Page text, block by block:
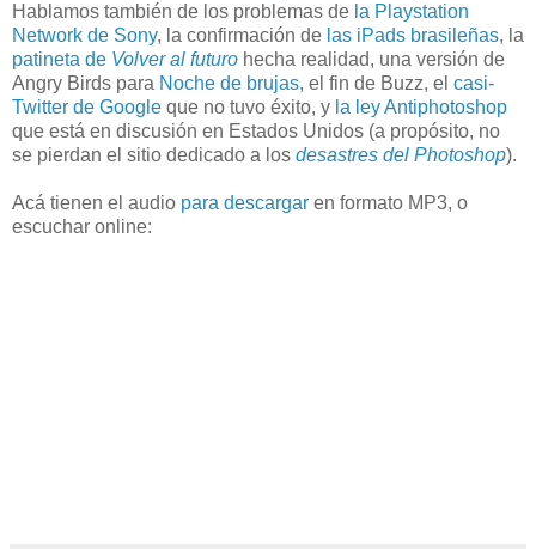
Hablamos también de los problemas de la Playstation
Network de Sony, la confirmación de las iPads brasileñas, la
patineta de Volver al futuro hecha realidad, una versión de
Angry Birds para Noche de brujas, el fin de Buzz, el casi-
Twitter de Google que no tuvo éxito, y la ley Antiphotoshop
que está en discusión en Estados Unidos (a propósito, no
se pierdan el sitio dedicado a los desastres del Photoshop).
Acá tienen el audio para descargar en formato MP3, o
escuchar online: